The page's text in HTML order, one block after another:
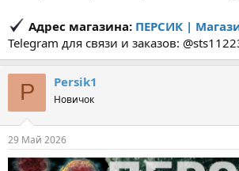
Адрес магазина: ПЕРСИК |
Telegram для связи и заказов:
P Persik1
Новичок
29 Май 2026